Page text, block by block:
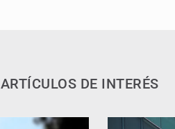
ARTÍCULOS DE INTERÉS